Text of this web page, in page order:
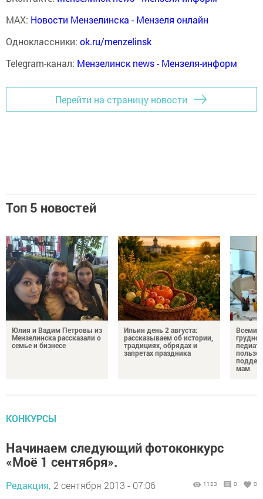
MAX: Новости Мензелинска - Мензеля онлайн
Одноклассники: ok.ru/menzelinsk
Telegram-канал: Мензелинск news - Мензеля-информ
Перейти на страницу новости
Топ 5 новостей
Юлия и Вадим Петровы из
Мензелинска рассказали о
семье и бизнесе
Ильин день 2 августа:
рассказываем об истории,
традициях, обрядах и
запретах праздника
пользе
мам
КОНКУРСЫ
Начинаем следующий фотоконкурс
«Моё 1 сентября».
Редакция, 2 сентября 2013 - 07:06 1123 0 0